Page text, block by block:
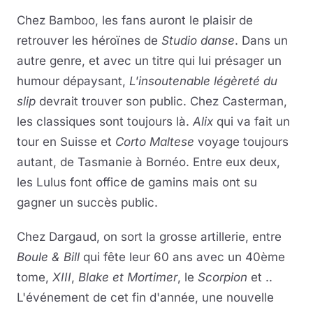
Chez Bamboo, les fans auront le plaisir de
retrouver les héroïnes de Studio danse. Dans un
autre genre, et avec un titre qui lui présager un
humour dépaysant, L'insoutenable légèreté du
slip devrait trouver son public. Chez Casterman,
les classiques sont toujours là. Alix qui va fait un
tour en Suisse et Corto Maltese voyage toujours
autant, de Tasmanie à Bornéo. Entre eux deux,
les Lulus font office de gamins mais ont su
gagner un succès public.
Chez Dargaud, on sort la grosse artillerie, entre
Boule & Bill qui fête leur 60 ans avec un 40ème
tome, XIII, Blake et Mortimer, le Scorpion et ..
L'événement de cet fin d'année, une nouvelle